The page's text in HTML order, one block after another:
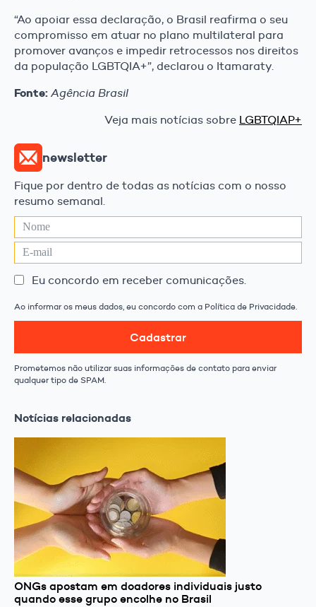
“Ao apoiar essa declaração, o Brasil reafirma o seu
compromisso em atuar no plano multilateral para
promover avanços e impedir retrocessos nos direitos
da população LGBTQIA+”, declarou o Itamaraty.
Fonte: Agência Brasil
Veja mais notícias sobre LGBTQIAP+
newsletter
Fique por dentro de todas as notícias com o nosso
resumo semanal.
Eu concordo em receber comunicações.
Ao informar os meus dados, eu concordo com a Política de Privacidade.
Cadastrar
Prometemos não utilizar suas informações de contato para enviar
qualquer tipo de SPAM.
Notícias relacionadas
ONGs apostam em doadores individuais justo
quando esse grupo encolhe no Brasil